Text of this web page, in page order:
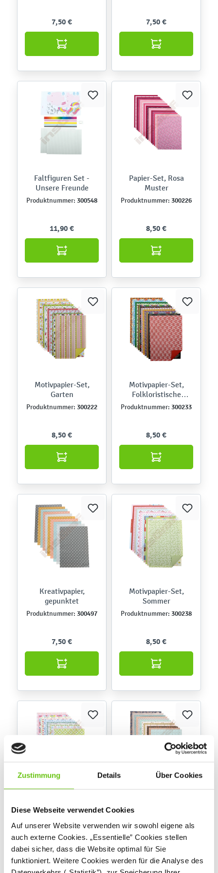
Zustimmung Details Über Cookies
Diese Webseite verwendet Cookies
Auf unserer Website verwenden wir sowohl eigene als
auch externe Cookies. „Essentielle” Cookies stellen
dabei sicher, dass die Website optimal für Sie
funktioniert. Weitere Cookies werden für die Analyse des
7,50 € 7,50 €
Faltfiguren Set -
Unsere Freunde
Produktnummer: 300548
11,90 €
Papier-Set, Rosa
Muster
Produktnummer: 300226
8,50 €
Motivpapier-Set,
Garten
Produktnummer: 300222
8,50 €
Motivpapier-Set,
Folkloristische
Muster
Produktnummer: 300233
8,50 €
Kreativpapier,
gepunktet
Produktnummer: 300497
7,50 €
Motivpapier-Set,
Sommer
Produktnummer: 300238
8,50 €
Romantische Muster
8,50 €
Metallicfarben-
8,90 €